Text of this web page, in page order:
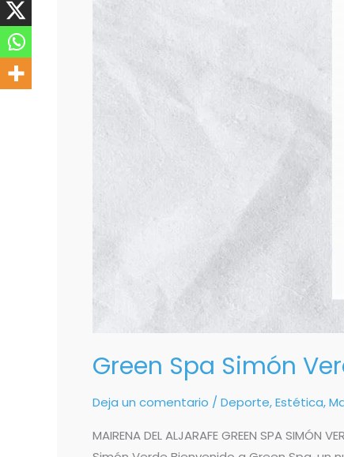
Green Spa Simón
Deja un comentario / Deporte,Estética,
MAIRENA DEL ALJARAFE GREEN SPA